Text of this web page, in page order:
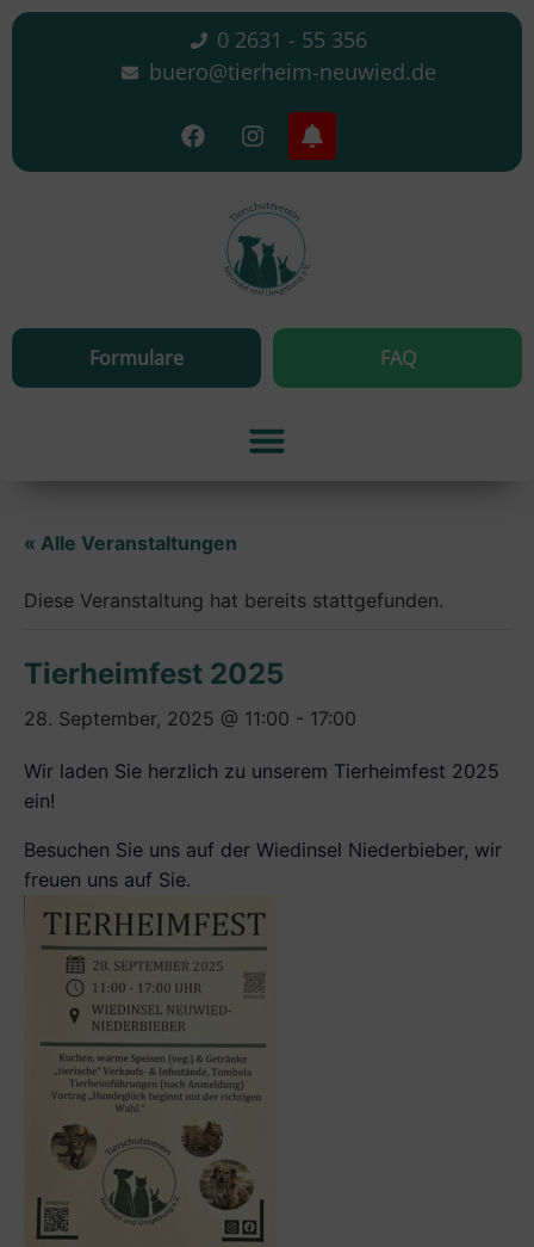
0 2631 - 55 356
buero@tierheim-neuwied.de
Formulare FAQ
« Alle Veranstaltungen
Diese Veranstaltung hat bereits stattgefunden.
Tierheimfest 2025
28. September, 2025 @ 11:00 - 17:00
Wir laden Sie herzlich zu unserem Tierheimfest 2025
ein!
Besuchen Sie uns auf der Wiedinsel Niederbieber, wir
freuen uns auf Sie.